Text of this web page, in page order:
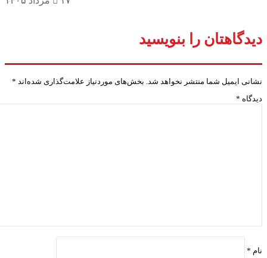
را بنویسید
ایمیل شما منتشر نخواهد شد. بخش‌های موردنیاز علامت‌گذاری شده‌اند *
*
*